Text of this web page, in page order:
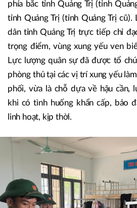
phía bắc tỉnh Quảng Trị (tỉnh
tỉnh Quảng Trị (tỉnh Quảng Trị cũ).
dân tỉnh Quảng Trị trực tiếp chỉ
trọng điểm, vùng xung yếu ven
Lực lượng quân sự đã được tổ
phòng thủ tại các vị trí xung yếu
phối, vừa là chỗ dựa về hậu cần,
khi có tình huống khẩn cấp, bảo
linh hoạt, kịp thời.